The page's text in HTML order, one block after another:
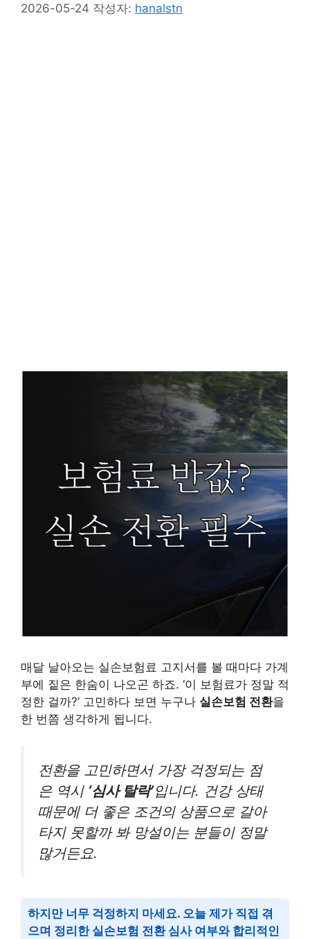
2026-05-24 작성자: hanalstn
매달 날아오는 실손보험료 고지서를 볼 때마다 가계
부에 짙은 한숨이 나오곤 하죠. ‘이 보험료가 정말 적
정한 걸까?’ 고민하다 보면 누구나 실손보험 전환을
한 번쯤 생각하게 됩니다.
전환을 고민하면서 가장 걱정되는 점
은 역시 ‘심사 탈락’입니다. 건강 상태
때문에 더 좋은 조건의 상품으로 갈아
타지 못할까 봐 망설이는 분들이 정말
많거든요.
하지만 너무 걱정하지 마세요. 오늘 제가 직접 겪
으며 정리한 실손보험 전환 심사 여부와 합리적인